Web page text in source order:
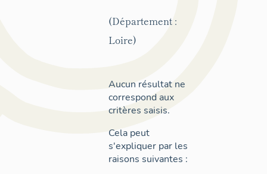
(Département :
Loire)
Aucun résultat ne
correspond aux
critères saisis.
Cela peut
s'expliquer par les
raisons suivantes :